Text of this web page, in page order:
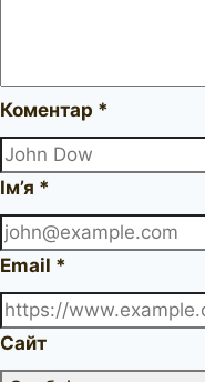
Коментар *
Ім’я *
Email *
Сайт